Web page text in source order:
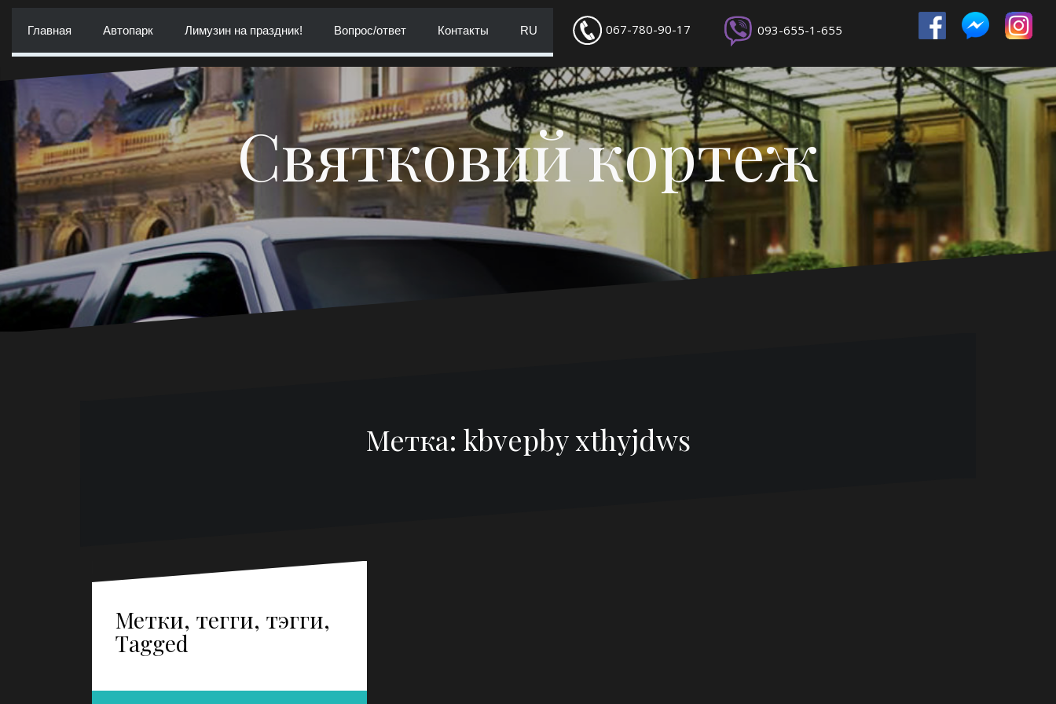
Главная Автопарк Лимузин на праздник! Вопрос/ответ Контакты RU 067-780-90-17 093-655-1-655
Святковий кортеж
Метка: kbvepby xthyjdws
Метки, тегги, тэгги,
Tagged